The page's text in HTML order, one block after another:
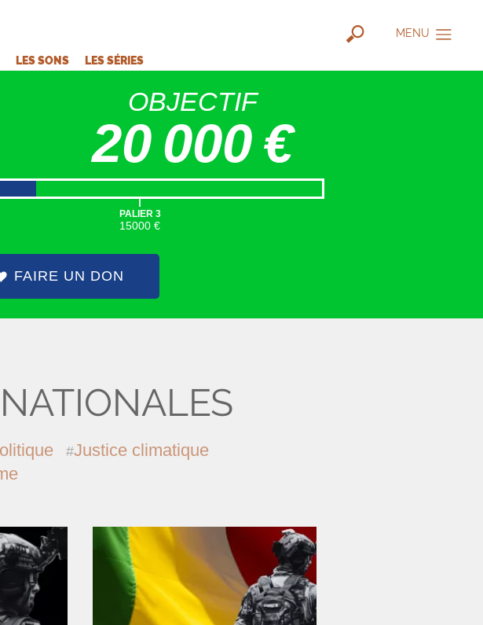
MENU
LES SONS LES SÉRIES
OBJECTIF
20 000 €
|
PALIER 3
15000 €
FAIRE UN DON
Justice climatique